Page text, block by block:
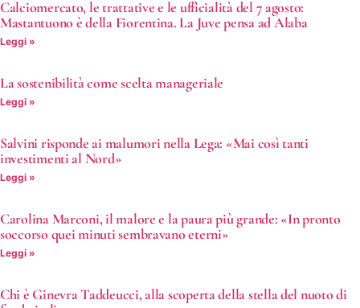
Calciomercato, le trattative e le ufficialità del 7 agosto:
Mastantuono è della Fiorentina. La Juve pensa ad Alaba
Leggi »
La sostenibilità come scelta manageriale
Leggi »
Salvini risponde ai malumori nella Lega: «Mai così tanti
investimenti al Nord»
Leggi »
Carolina Marconi, il malore e la paura più grande: «In pronto
soccorso quei minuti sembravano eterni»
Leggi »
Chi è Ginevra Taddeucci, alla scoperta della stella del nuoto di